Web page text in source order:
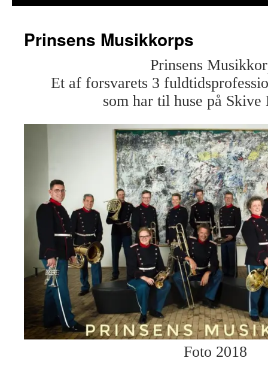
Prinsens Musikkorps
Prinsens
Et af forsvarets 3
som har til huse på Skive
Foto 2018